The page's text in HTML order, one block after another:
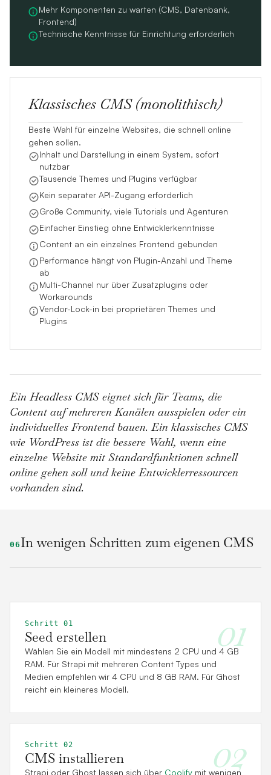
Mehr Komponenten zu warten (CMS, Datenbank,
Frontend)
Technische Kenntnisse für Einrichtung erforderlich
Klassisches CMS (monolithisch)
Beste Wahl für einzelne Websites, die schnell online
gehen sollen.
Inhalt und Darstellung in einem System, sofort
nutzbar
Tausende Themes und Plugins verfügbar
Kein separater API-Zugang erforderlich
Große Community, viele Tutorials und Agenturen
Einfacher Einstieg ohne Entwicklerkenntnisse
Content an ein einzelnes Frontend gebunden
Performance hängt von Plugin-Anzahl und Theme
ab
Multi-Channel nur über Zusatzplugins oder
Workarounds
Vendor-Lock-in bei proprietären Themes und
Plugins
Ein Headless CMS eignet sich für Teams, die
Content auf mehreren Kanälen ausspielen oder ein
individuelles Frontend bauen. Ein klassisches CMS
wie WordPress ist die bessere Wahl, wenn eine
einzelne Website mit Standardfunktionen schnell
online gehen soll und keine Entwicklerressourcen
vorhanden sind.
06 In wenigen Schritten zum eigenen CMS
01
Schritt 01
Seed erstellen
Wählen Sie ein Modell mit mindestens 2 CPU und 4 GB
RAM. Für Strapi mit mehreren Content Types und
Medien empfehlen wir 4 CPU und 8 GB RAM. Für Ghost
reicht ein kleineres Modell.
02
Schritt 02
CMS installieren
Strapi oder Ghost lassen sich über Coolify mit wenigen